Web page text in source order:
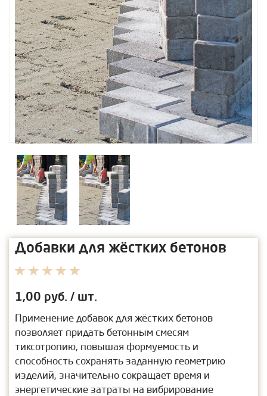
Добавки для жёстких бетонов
1,00 руб. / шт.
Применение добавок для жёстких бетонов
позволяет придать бетонным смесям
тиксотропию, повышая формуемость и
способность сохранять заданную геометрию
изделий, значительно сокращает время и
энергетические затраты на вибрирование